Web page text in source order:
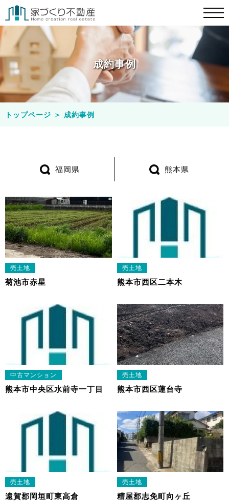
成約事例
トップページ ＞ 成約事例
福岡県 熊本県
売土地
菊池市赤星
売土地
熊本市西区二本木
中古マンション
熊本市中央区水前寺一丁目
売土地
熊本市西区蓮台寺
売土地
遠賀郡岡垣町東高倉
売土地
糟屋郡志免町向ヶ丘